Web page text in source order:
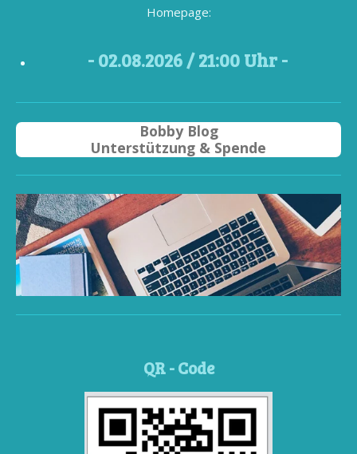
Homepage:
- 02.08.2026 / 21:00 Uhr -
Bobby Blog
Unterstützung & Spende
QR - Code